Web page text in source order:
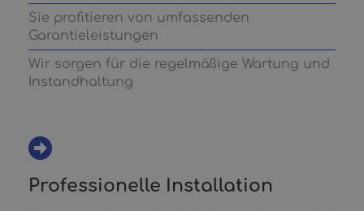
Sie profitieren von umfassenden
Garantieleistungen
Wir sorgen für die regelmäßige Wartung und
Instandhaltung
Professionelle Installation